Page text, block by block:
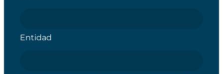
Entidad